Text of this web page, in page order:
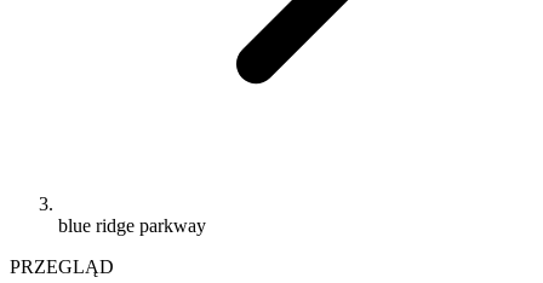
blue ridge parkway
PRZEGLĄD